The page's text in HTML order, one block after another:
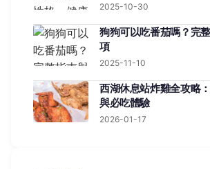
2025-10-30
狗狗可以吃番茄嗎？完
項
2025-11-10
西湖休息站炸雞全攻略
與必吃體驗
2026-01-17